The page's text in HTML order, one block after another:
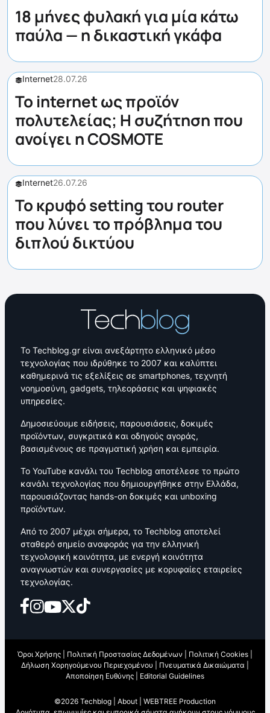
18 μήνες φυλακή για μία κάτω
παύλα — η δικαστική γκάφα
Internet28.07.26
Το internet ως προϊόν
πολυτελείας; Η συζήτηση που
ανοίγει η COSMOTE
Internet26.07.26
Το κρυφό setting του router
που λύνει το πρόβλημα του
διπλού δικτύου
Το Techblog.gr είναι ανεξάρτητο ελληνικό μέσο
τεχνολογίας που ιδρύθηκε το 2007 και καλύπτει
καθημερινά τις εξελίξεις σε smartphones, τεχνητή
νοημοσύνη, gadgets, τηλεοράσεις και ψηφιακές
υπηρεσίες.
Δημοσιεύουμε ειδήσεις, παρουσιάσεις, δοκιμές
προϊόντων, συγκριτικά και οδηγούς αγοράς,
βασισμένους σε πραγματική χρήση και εμπειρία.
Το YouTube κανάλι του Techblog αποτέλεσε το πρώτο
κανάλι τεχνολογίας που δημιουργήθηκε στην Ελλάδα,
παρουσιάζοντας hands-on δοκιμές και unboxing
προϊόντων.
Από το 2007 μέχρι σήμερα, το Techblog αποτελεί
σταθερό σημείο αναφοράς για την ελληνική
τεχνολογική κοινότητα, με ενεργή κοινότητα
αναγνωστών και συνεργασίες με κορυφαίες εταιρείες
τεχνολογίας.
Όροι Χρήσης Πολιτική Προστασίας Δεδομένων Πολιτική Cookies
Δήλωση Χορηγούμενου Περιεχομένου
Πνευματικά Δικαιώματα
Αποποίηση Ευθύνης
Editorial Guidelines
©2026 Techblog | About
WEBTREE Production